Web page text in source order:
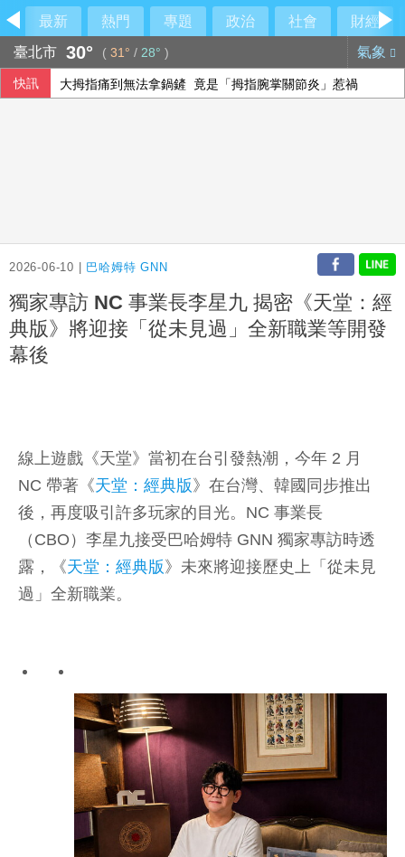
最新 熱門 專題 政治 社會
財經
臺北市 30° ( 31° / 28° ) 氣象
快訊 大拇指痛到無法拿鍋鏟 竟是「拇指腕掌關節炎」惹禍
2026-06-10 | 巴哈姆特 GNN
獨家專訪 NC 事業長李星九 揭密《天堂：經
典版》將迎接「從未見過」全新職業等開發
幕後
線上遊戲《天堂》當初在台引發熱潮，今年 2 月
NC 帶著《天堂：經典版 》在台灣、韓國同步推出
後，再度吸引許多玩家的目光。NC 事業長
（CBO）李星九接受巴哈姆特 GNN 獨家專訪時透
露，《天堂：經典版 》未來將迎接歷史上「從未見
過」全新職業。